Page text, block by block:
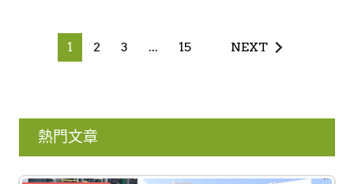
1 2 3 ... 15 NEXT
熱門文章